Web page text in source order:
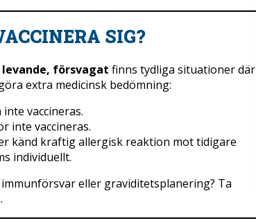
SIG?
levande, försvagat finns tydliga situationer där
extra medicinsk bedömning:
inte vaccineras.
inte vaccineras.
känd kraftig allergisk reaktion mot tidigare
individuellt.
eller graviditetsplanering? Ta